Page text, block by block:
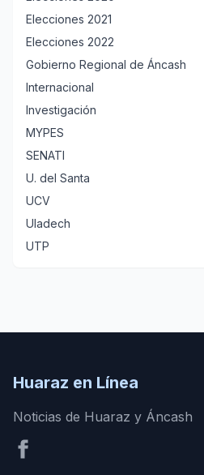
Elecciones 2021
Elecciones 2022
Gobierno Regional de Áncash
Internacional
Investigación
MYPES
SENATI
U. del Santa
UCV
Uladech
UTP
Huaraz en Línea
Noticias de Huaraz y Áncash